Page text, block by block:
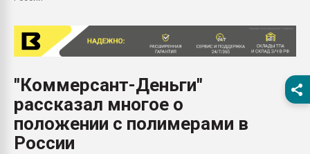
Продам отходы
поликарбоната и АБС-
Armaloy PC/ABS-1IM
26.07.2022 "Сибирский
покупка, обмен
"Коммерсант-Деньги"
рассказал многое о
положении с полимерами в
России